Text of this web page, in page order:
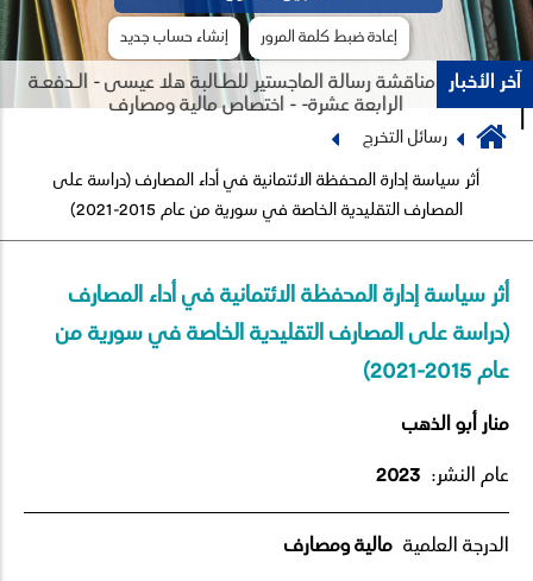
إنشاء حساب جديد إعادة ضبط كلمة المرور
آخر الأخبار
جلسة مناقشة رسالة الماجستير للطـالبة هلا عيسى - الـدفعـة
الرابعة عشرة- - اختصاص مالية ومصارف
Previous
Breadcrumb
رسائل التخرج
أثر سياسة إدارة المحفظة الائتمانية في أداء المصارف (دراسة على
المصارف التقليدية الخاصة في سورية من عام 2015-2021)
أثر سياسة إدارة المحفظة الائتمانية في أداء المصارف
(دراسة على المصارف التقليدية الخاصة في سورية من
عام 2015-2021)
منار أبو الذهب
عام النشر:
الدرجة العلمية مالية ومصارف